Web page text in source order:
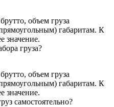
объем груза
габаритам. К
значение.
груза?
объем груза
габаритам. К
значение.
самостоятельно?